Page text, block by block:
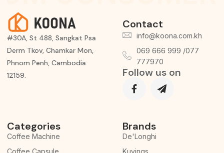
#30A, St 488, Sangkat Psa
Derm Tkov, Chamkar Mon,
Phnom Penh, Cambodia
12159.
Categories
Coffee Machine
Brands
De'Longhi
Contact
info@koona.com.kh
069 666 999 /077
777970
Follow us on